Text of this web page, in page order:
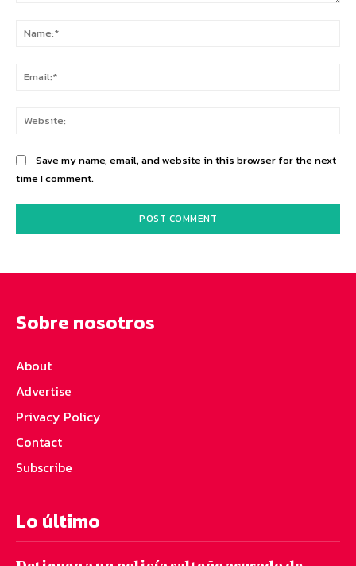
Save my name, email, and website in this browser for the next
time I comment.
Sobre nosotros
About
Advertise
Privacy Policy
Contact
Subscribe
Lo último